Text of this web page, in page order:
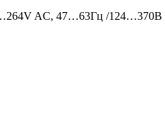
AC, 47…63Гц /124…370В